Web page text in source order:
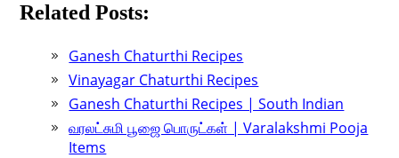
Related Posts:
Ganesh Chaturthi Recipes
Vinayagar Chaturthi Recipes
Ganesh Chaturthi Recipes | South Indian
வரலட்சுமி பூஜை பொருட்கள் | Varalakshmi Pooja
Items